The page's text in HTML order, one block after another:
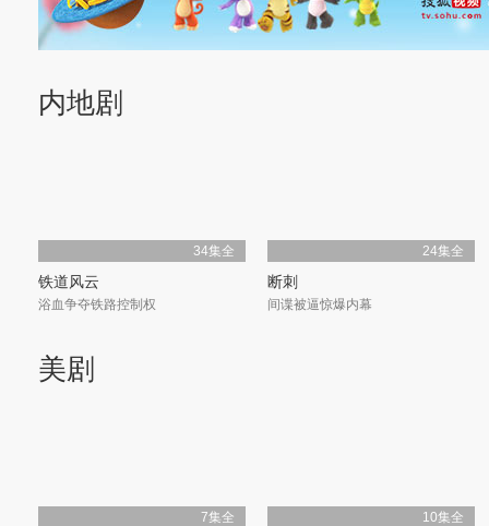
拜见宫主大人第二季
热血与脑洞齐飞的爆笑之旅
亲爱的，公主病
小白花遭遇校园小开
内地剧
34集全
铁道风云
浴血争夺铁路控制权
24集全
断刺
间谍被逼惊爆内幕
美剧
7集全 10集全